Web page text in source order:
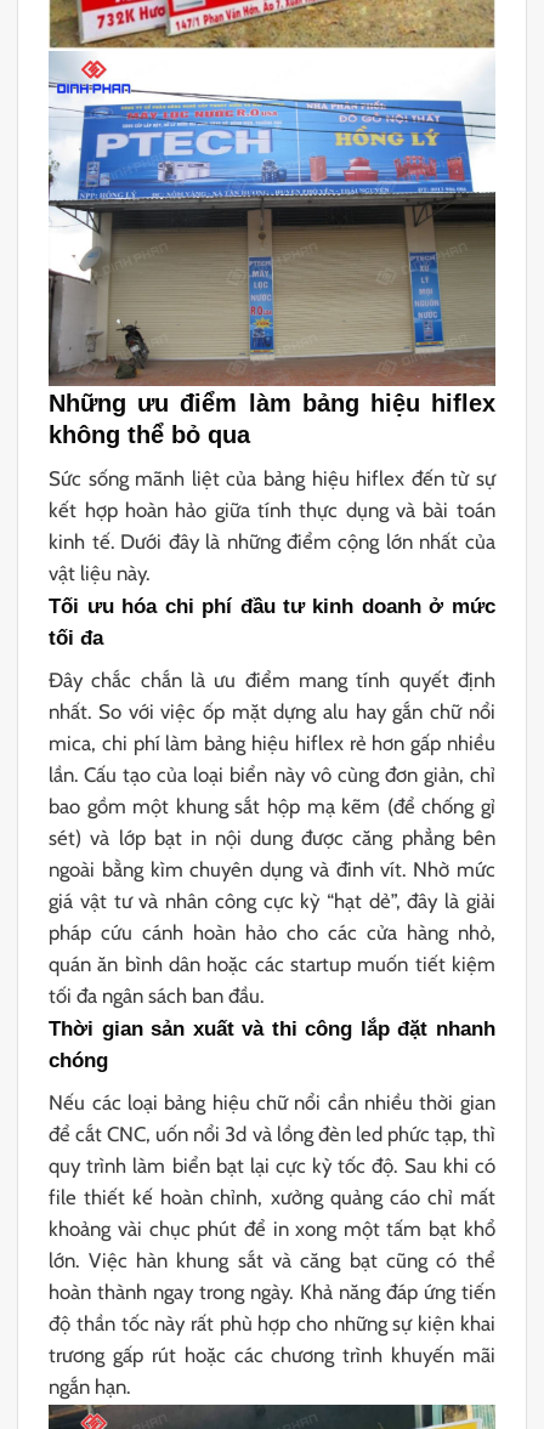
Những ưu điểm làm bảng hiệu hiflex
không thể bỏ qua
Sức sống mãnh liệt của bảng hiệu hiflex đến từ sự
kết hợp hoàn hảo giữa tính thực dụng và bài toán
kinh tế. Dưới đây là những điểm cộng lớn nhất của
vật liệu này.
Tối ưu hóa chi phí đầu tư kinh doanh ở mức
tối đa
Đây chắc chắn là ưu điểm mang tính quyết định
nhất. So với việc ốp mặt dựng alu hay gắn chữ nổi
mica, chi phí làm bảng hiệu hiflex rẻ hơn gấp nhiều
lần. Cấu tạo của loại biển này vô cùng đơn giản, chỉ
bao gồm một khung sắt hộp mạ kẽm (để chống gỉ
sét) và lớp bạt in nội dung được căng phẳng bên
ngoài bằng kìm chuyên dụng và đinh vít. Nhờ mức
giá vật tư và nhân công cực kỳ “hạt dẻ”, đây là giải
pháp cứu cánh hoàn hảo cho các cửa hàng nhỏ,
quán ăn bình dân hoặc các startup muốn tiết kiệm
tối đa ngân sách ban đầu.
Thời gian sản xuất và thi công lắp đặt nhanh
chóng
Nếu các loại bảng hiệu chữ nổi cần nhiều thời gian
để cắt CNC, uốn nổi 3d và lồng đèn led phức tạp, thì
quy trình làm biển bạt lại cực kỳ tốc độ. Sau khi có
file thiết kế hoàn chỉnh, xưởng quảng cáo chỉ mất
khoảng vài chục phút để in xong một tấm bạt khổ
lớn. Việc hàn khung sắt và căng bạt cũng có thể
hoàn thành ngay trong ngày. Khả năng đáp ứng tiến
độ thần tốc này rất phù hợp cho những sự kiện khai
trương gấp rút hoặc các chương trình khuyến mãi
ngắn hạn.